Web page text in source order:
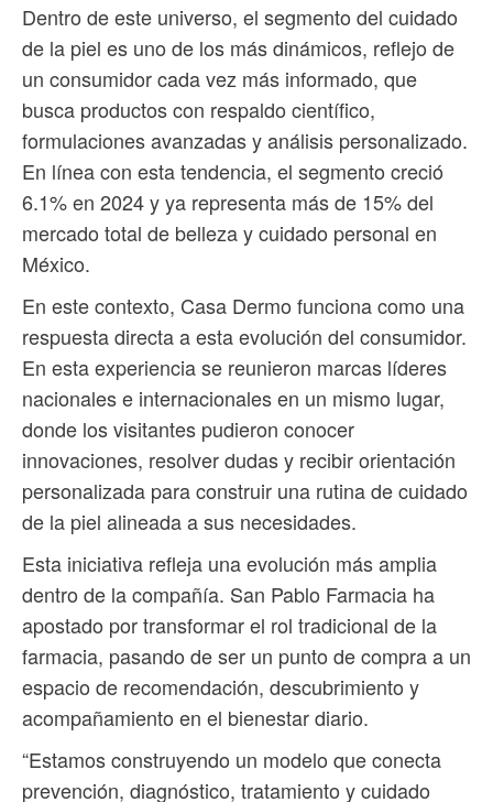
Dentro de este universo, el segmento del cuidado
de la piel es uno de los más dinámicos, reflejo de
un consumidor cada vez más informado, que
busca productos con respaldo científico,
formulaciones avanzadas y análisis personalizado.
En línea con esta tendencia, el segmento creció
6.1% en 2024 y ya representa más de 15% del
mercado total de belleza y cuidado personal en
México.
En este contexto, Casa Dermo funciona como una
respuesta directa a esta evolución del consumidor.
En esta experiencia se reunieron marcas líderes
nacionales e internacionales en un mismo lugar,
donde los visitantes pudieron conocer
innovaciones, resolver dudas y recibir orientación
personalizada para construir una rutina de cuidado
de la piel alineada a sus necesidades.
Esta iniciativa refleja una evolución más amplia
dentro de la compañía. San Pablo Farmacia ha
apostado por transformar el rol tradicional de la
farmacia, pasando de ser un punto de compra a un
espacio de recomendación, descubrimiento y
acompañamiento en el bienestar diario.
“Estamos construyendo un modelo que conecta
prevención, diagnóstico, tratamiento y cuidado